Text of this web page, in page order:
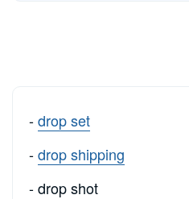
-drop set
-drop shipping
- drop shot